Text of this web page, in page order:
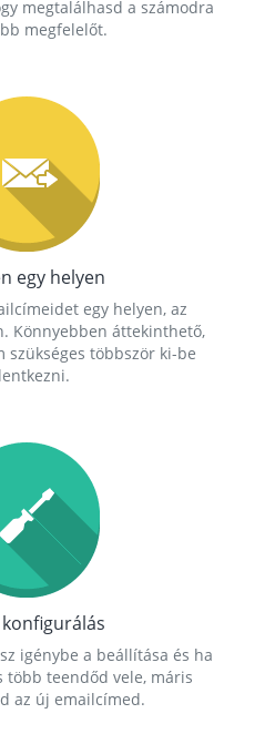
megtalálhasd a számodra
megfelelőt.
egy helyen
egy helyen, az
Könnyebben áttekinthető,
szükséges többször ki-be
igénybe a beállítása és ha
több teendőd vele, máris
az új emailcímed.